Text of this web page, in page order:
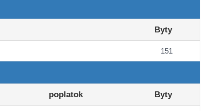
Byty
151
poplatok Byty